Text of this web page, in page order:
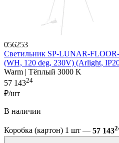
056253
Светильник SP-LUNAR-
(WH, 120 deg, 230V) (Arlight,
Warm | Тёплый 3000 K
57 14324
₽/шт
В наличии
Коробка (картон) 1 шт — 57 143